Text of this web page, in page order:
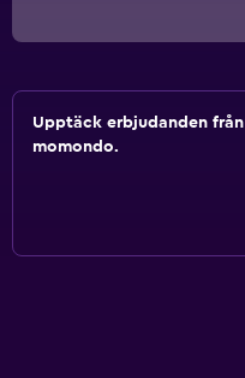
Upptäck erbjudanden
momondo.